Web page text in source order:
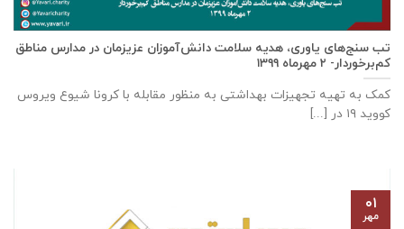
تب سنج‌های یاوری، هدیه سلامت دانش‌آموزان عزیزمان در مدارس مناطق
کم‌برخوردار- ۲ مهرماه ۱۳۹۹
کمک به تهیه تجهیزات بهداشتی به منظور مقابله با کرونا شیوع ویروس
کووید ۱۹ در [...]
۰۱
مهر